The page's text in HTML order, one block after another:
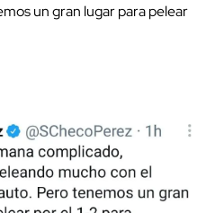
un gran lugar para pelear